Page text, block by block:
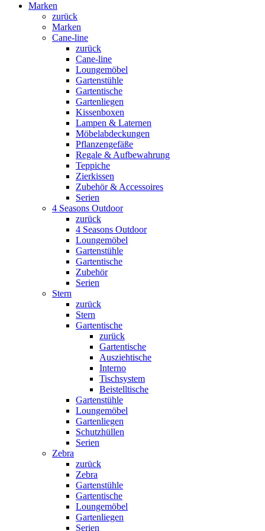
Marken
zurück
Marken
Cane-line
zurück
Cane-line
Loungemöbel
Gartenstühle
Gartentische
Gartenliegen
Kissenboxen
Lampen & Laternen
Möbelabdeckungen
Pflanzengefäße
Regale & Aufbewahrung
Teppiche
Zierkissen
Zubehör & Accessoires
Serien
4 Seasons Outdoor
zurück
4 Seasons Outdoor
Loungemöbel
Gartenstühle
Gartentische
Zubehör
Serien
Stern
zurück
Stern
Gartentische
zurück
Gartentische
Ausziehtische
Interno
Tischsystem
Beistelltische
Gartenstühle
Loungemöbel
Gartenliegen
Schutzhüllen
Serien
Zebra
zurück
Zebra
Gartenstühle
Gartentische
Loungemöbel
Gartenliegen
Serien